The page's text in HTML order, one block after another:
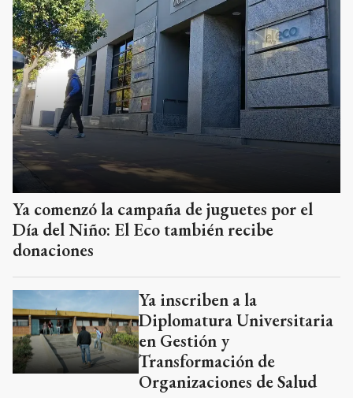
Ya comenzó la campaña de juguetes por el
Día del Niño: El Eco también recibe
donaciones
Ya inscriben a la
Diplomatura Universitaria
en Gestión y
Transformación de
Organizaciones de Salud